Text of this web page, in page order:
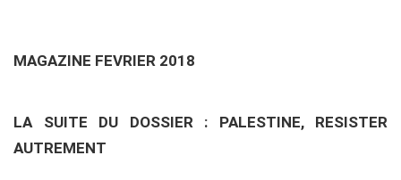
MAGAZINE FEVRIER 2018
LA SUITE DU DOSSIER : PALESTINE, RESISTER
AUTREMENT